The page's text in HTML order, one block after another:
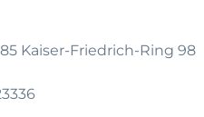
Kaiser-Friedrich-Ring 98